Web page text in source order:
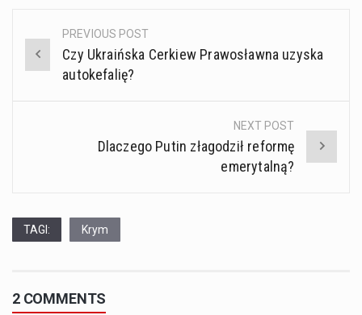
Post
navigation
PREVIOUS POST
Czy Ukraińska Cerkiew Prawosławna uzyska
autokefalię?
NEXT POST
Dlaczego Putin złagodził reformę
emerytalną?
TAGI: Krym
2 COMMENTS